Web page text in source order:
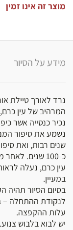
מוצר זה אינו זמין
מידע על הסיור
נרד לאורך טיילת
המרהיב של עין
נכיר כנסייה אשר
נשמע את סיפור
שנים רבות, ואת
כ-100 שנים.
עין כרם, נעלה
במעיין.
בסיום הסיור תהיה
לנקודת ההתחלה –
עלות ההקפצה.
יש לבוא בלבוש צנוע.